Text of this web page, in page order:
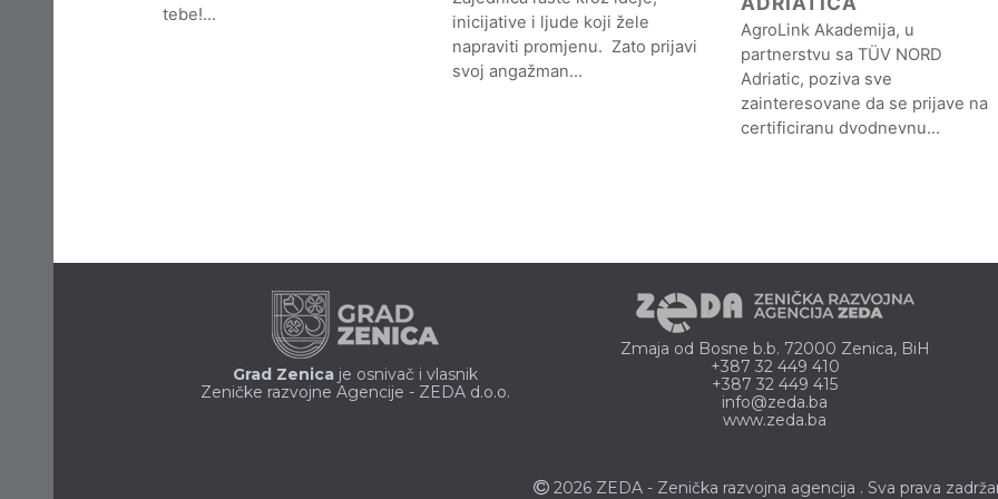
tebe!…
inicijative i ljude koji žele
napraviti promjenu. Zato prijavi
svoj angažman…
AgroLink Akademija, u
partnerstvu sa TÜV NORD
Adriatic, poziva sve
zainteresovane da se prijave na
certificiranu dvodnevnu…
Grad Zenica je osnivač i vlasnik
Zeničke razvojne Agencije - ZEDA d.o.o.
Zmaja od Bosne b.b. 72000 Zenica, BiH
+387 32 449 410
+387 32 449 415
info@zeda.ba
www.zeda.ba
2026 ZEDA - Zenička razvojna agencija . Sva prava